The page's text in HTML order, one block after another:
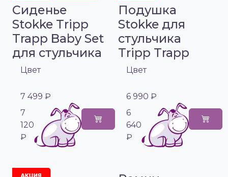
Сиденье
Stokke Tripp
Trapp Baby Set
для стульчика
Цвет
7 499 ₽
7
120
₽
Подушка
Stokke для
стульчика
Tripp Trapp
Цвет
6 990 ₽
6
640
₽